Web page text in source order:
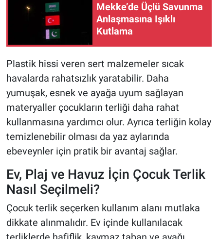
Mekke’de Üçlü Savunma
Anlaşmasına Işıklı
Kutlama
Plastik hissi veren sert malzemeler sıcak
havalarda rahatsızlık yaratabilir. Daha
yumuşak, esnek ve ayağa uyum sağlayan
materyaller çocukların terliği daha rahat
kullanmasına yardımcı olur. Ayrıca terliğin kolay
temizlenebilir olması da yaz aylarında
ebeveynler için pratik bir avantaj sağlar.
Ev, Plaj ve Havuz İçin Çocuk Terlik
Nasıl Seçilmeli?
Çocuk terlik seçerken kullanım alanı mutlaka
dikkate alınmalıdır. Ev içinde kullanılacak